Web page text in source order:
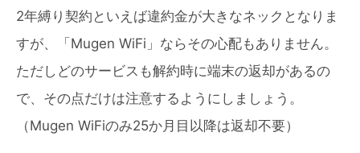
2年縛り契約といえば違約金が大きなネックとなりま
すが、「Mugen WiFi」ならその心配もありません。
ただしどのサービスも解約時に端末の返却があるの
で、その点だけは注意するようにしましょう。
（Mugen WiFiのみ25か月目以降は返却不要）